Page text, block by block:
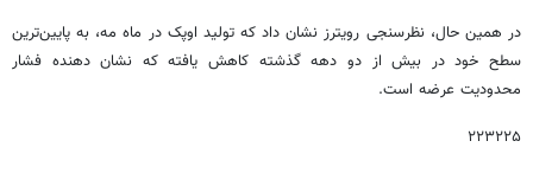
در همین حال، نظرسنجی رویترز نشان داد که تولید اوپک در ماه مه، به پایین‌ترین
سطح خود در بیش از دو دهه گذشته کاهش یافته که نشان دهنده فشار
محدودیت عرضه است.
۲۲۳۲۲۵